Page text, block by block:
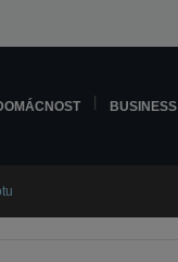
BUSINESS